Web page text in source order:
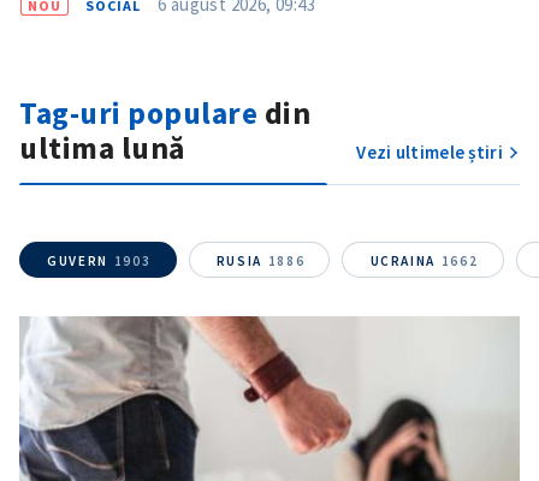
NOU SOCIAL
Tag-uri populare din
ultima lună
Vezi ultimele știri
GUVERN 1903 RUSIA 1886 UCRAINA 1662
Titlu știre+ Adaugă titlu
Fotografie
+ Încarcă imagine
Link media+ Link media